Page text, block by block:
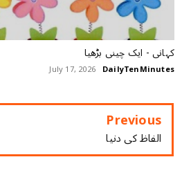
کہانی - ایک چینی بڑھیا
DailyTenMinutes
July 17, 2026
Previous
الفاظ کی دنیا